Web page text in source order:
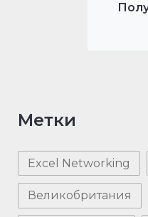
Метки
Excel Networking
Великобритания